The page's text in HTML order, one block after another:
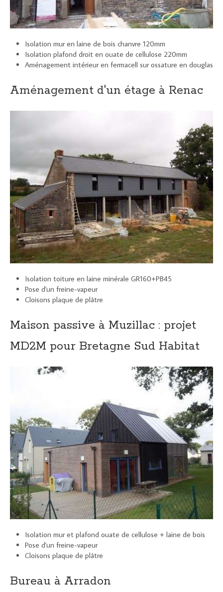
Isolation mur en laine de bois chanvre 120mm
Isolation plafond droit en ouate de cellulose 220mm
Aménagement intérieur en fermacell sur ossature en douglas
Aménagement d'un étage à Renac
Isolation toiture en laine minérale GR160+PB45
Pose d'un freine-vapeur
Cloisons plaque de plâtre
Maison passive à Muzillac : projet
MD2M pour Bretagne Sud Habitat
Isolation mur et plafond ouate de cellulose + laine de bois
Pose d'un freine-vapeur
Cloisons plaque de plâtre
Bureau à Arradon